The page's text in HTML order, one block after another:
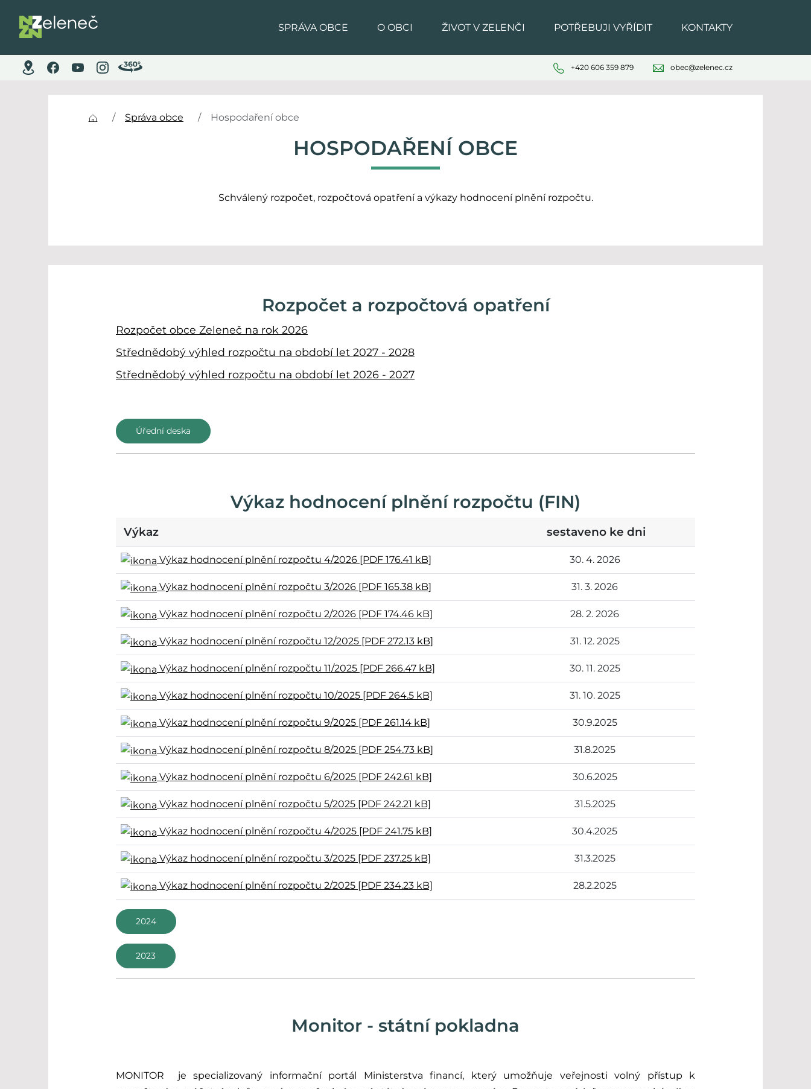
SPRÁVA OBCE O OBCI ŽIVOT V ZELENČI POTŘEBUJI VYŘÍDIT KONTAKTY
+420 606 359 879 obec@zelenec.cz
Správa obce Hospodaření obce
HOSPODAŘENÍ OBCE
Schválený rozpočet, rozpočtová opatření a výkazy hodnocení plnění rozpočtu.
Rozpočet a rozpočtová opatření
Rozpočet obce Zeleneč na rok 2026
Střednědobý výhled rozpočtu na období let 2027 - 2028
Střednědobý výhled rozpočtu na období let 2026 - 2027
Úřední deska
Výkaz hodnocení plnění rozpočtu (FIN)
Výkaz sestaveno ke dni
Výkaz hodnocení plnění rozpočtu 4/2026 [PDF 176.41 kB] 30. 4. 2026
Výkaz hodnocení plnění rozpočtu 3/2026 [PDF 165.38 kB] 31. 3. 2026
Výkaz hodnocení plnění rozpočtu 2/2026 [PDF 174.46 kB] 28. 2. 2026
Výkaz hodnocení plnění rozpočtu 12/2025 [PDF 272.13 kB] 31. 12. 2025
Výkaz hodnocení plnění rozpočtu 11/2025 [PDF 266.47 kB] 30. 11. 2025
Výkaz hodnocení plnění rozpočtu 10/2025 [PDF 264.5 kB] 31. 10. 2025
Výkaz hodnocení plnění rozpočtu 9/2025 [PDF 261.14 kB] 30.9.2025
Výkaz hodnocení plnění rozpočtu 8/2025 [PDF 254.73 kB] 31.8.2025
Výkaz hodnocení plnění rozpočtu 6/2025 [PDF 242.61 kB] 30.6.2025
Výkaz hodnocení plnění rozpočtu 5/2025 [PDF 242.21 kB] 31.5.2025
Výkaz hodnocení plnění rozpočtu 4/2025 [PDF 241.75 kB] 30.4.2025
Výkaz hodnocení plnění rozpočtu 3/2025 [PDF 237.25 kB] 31.3.2025
Výkaz hodnocení plnění rozpočtu 2/2025 [PDF 234.23 kB] 28.2.2025
2024
2023
Monitor - státní pokladna
MONITOR je specializovaný informační portál Ministerstva financí, který umožňuje veřejnosti volný přístup k